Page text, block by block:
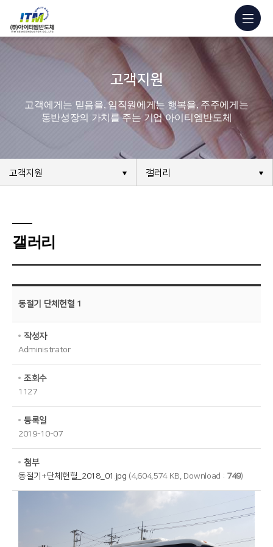
고객지원
고객에게는 믿음을, 임직원에게는 행복을, 주주에게는
동반성장의 가치를 주는 기업 아이티엠반도체
고객지원 갤러리
갤러리
동절기 단체헌혈 1
작성자
Administrator
조회수
1127
등록일
2019-10-07
첨부
동절기+단체헌혈_2018_01.jpg (4,604,574 KB, Download : 749)